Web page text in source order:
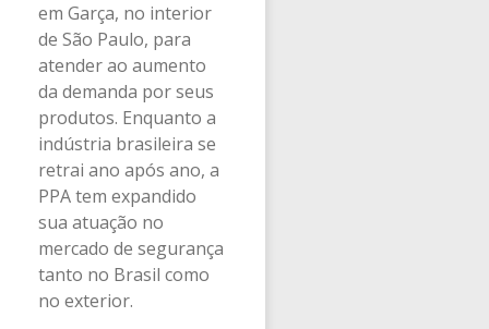
em Garça, no interior
de São Paulo, para
atender ao aumento
da demanda por seus
produtos. Enquanto a
indústria brasileira se
retrai ano após ano, a
PPA tem expandido
sua atuação no
mercado de segurança
tanto no Brasil como
no exterior.